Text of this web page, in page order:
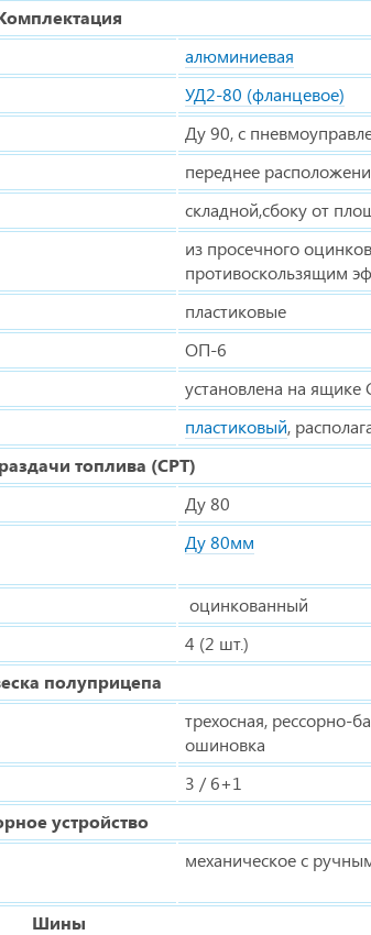
алюминиевая
УД2-80 (фланцевое)
Ду 90, с
переднее
складной,сбоку от
из просечного
противоскользящим
пластиковые
ОП-6
установлена на ящике
пластиковый,
топлива (СРТ)
Ду 80
Ду 80мм
оцинкованный
4 (2 шт.)
полуприцепа
трехосная, рессорно-
ошиновка
3 / 6+1
устройство
механическое с
Шины